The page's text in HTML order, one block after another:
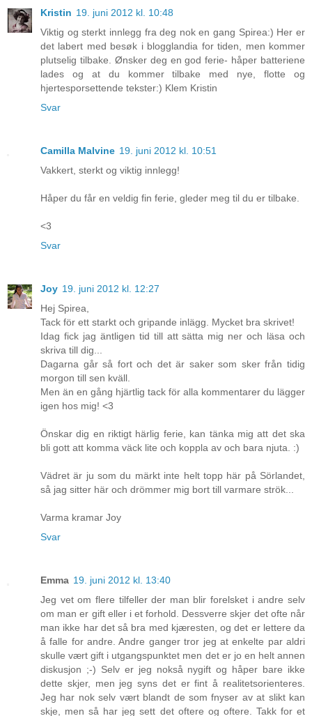
Kristin 19. juni 2012 kl. 10:48
Viktig og sterkt innlegg fra deg nok en gang Spirea:) Her er
det labert med besøk i blogglandia for tiden, men kommer
plutselig tilbake. Ønsker deg en god ferie- håper batteriene
lades og at du kommer tilbake med nye, flotte og
hjertesporsettende tekster:) Klem Kristin
Svar
Camilla Malvine 19. juni 2012 kl. 10:51
Vakkert, sterkt og viktig innlegg!
Håper du får en veldig fin ferie, gleder meg til du er tilbake.
<3
Svar
Joy 19. juni 2012 kl. 12:27
Hej Spirea,
Tack för ett starkt och gripande inlägg. Mycket bra skrivet!
Idag fick jag äntligen tid till att sätta mig ner och läsa och
skriva till dig...
Dagarna går så fort och det är saker som sker från tidig
morgon till sen kväll.
Men än en gång hjärtlig tack för alla kommentarer du lägger
igen hos mig! <3
Önskar dig en riktigt härlig ferie, kan tänka mig att det ska
bli gott att komma väck lite och koppla av och bara njuta. :)
Vädret är ju som du märkt inte helt topp här på Sörlandet,
så jag sitter här och drömmer mig bort till varmare strök...
Varma kramar Joy
Svar
Emma 19. juni 2012 kl. 13:40
Jeg vet om flere tilfeller der man blir forelsket i andre selv
om man er gift eller i et forhold. Dessverre skjer det ofte når
man ikke har det så bra med kjæresten, og det er lettere da
å falle for andre. Andre ganger tror jeg at enkelte par aldri
skulle vært gift i utgangspunktet men det er jo en helt annen
diskusjon ;-) Selv er jeg nokså nygift og håper bare ikke
dette skjer, men jeg syns det er fint å realitetsorienteres.
Jeg har nok selv vært blandt de som fnyser av at slikt kan
skje, men så har jeg sett det oftere og oftere. Takk for et